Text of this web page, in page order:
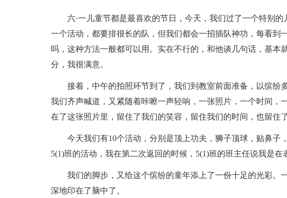
六·一儿童节都是最喜欢的节日，今天，我们过了一个特别
一个活动，都要排很长的队，但我们都会一招插队神功，每看到
吗，这种方法一般都可以用。实在不行的，和他谈几句话，基本
分，我很满意。
接着，中午的拍照环节到了，我们到教室前面准备，以缤纷
我们齐声喊道，又紧随着咔嚓一声轻响，一张照片，一个时间，
在了这张照片里，留住了我们的笑容，留住我们的时间，也留住
今天我们有10个活动，分别是顶上功夫，狮子顶球，贴鼻子
5(1)班的活动，我在第二次返回的时候，5(1)班的班主任说我是在
我们的脚步，又给这个缤纷的童年添上了一份十足的光彩。
深地印在了脑中了。